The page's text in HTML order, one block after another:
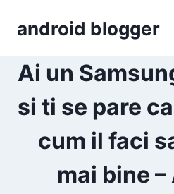
android blogger
Ai un
si ti se pare
cum il faci
mai bine